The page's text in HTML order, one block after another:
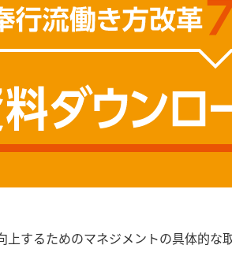
するためのマネジメントの具体的な